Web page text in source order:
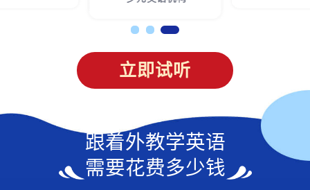
立即试听
跟着外教学英语
需要花费多少钱